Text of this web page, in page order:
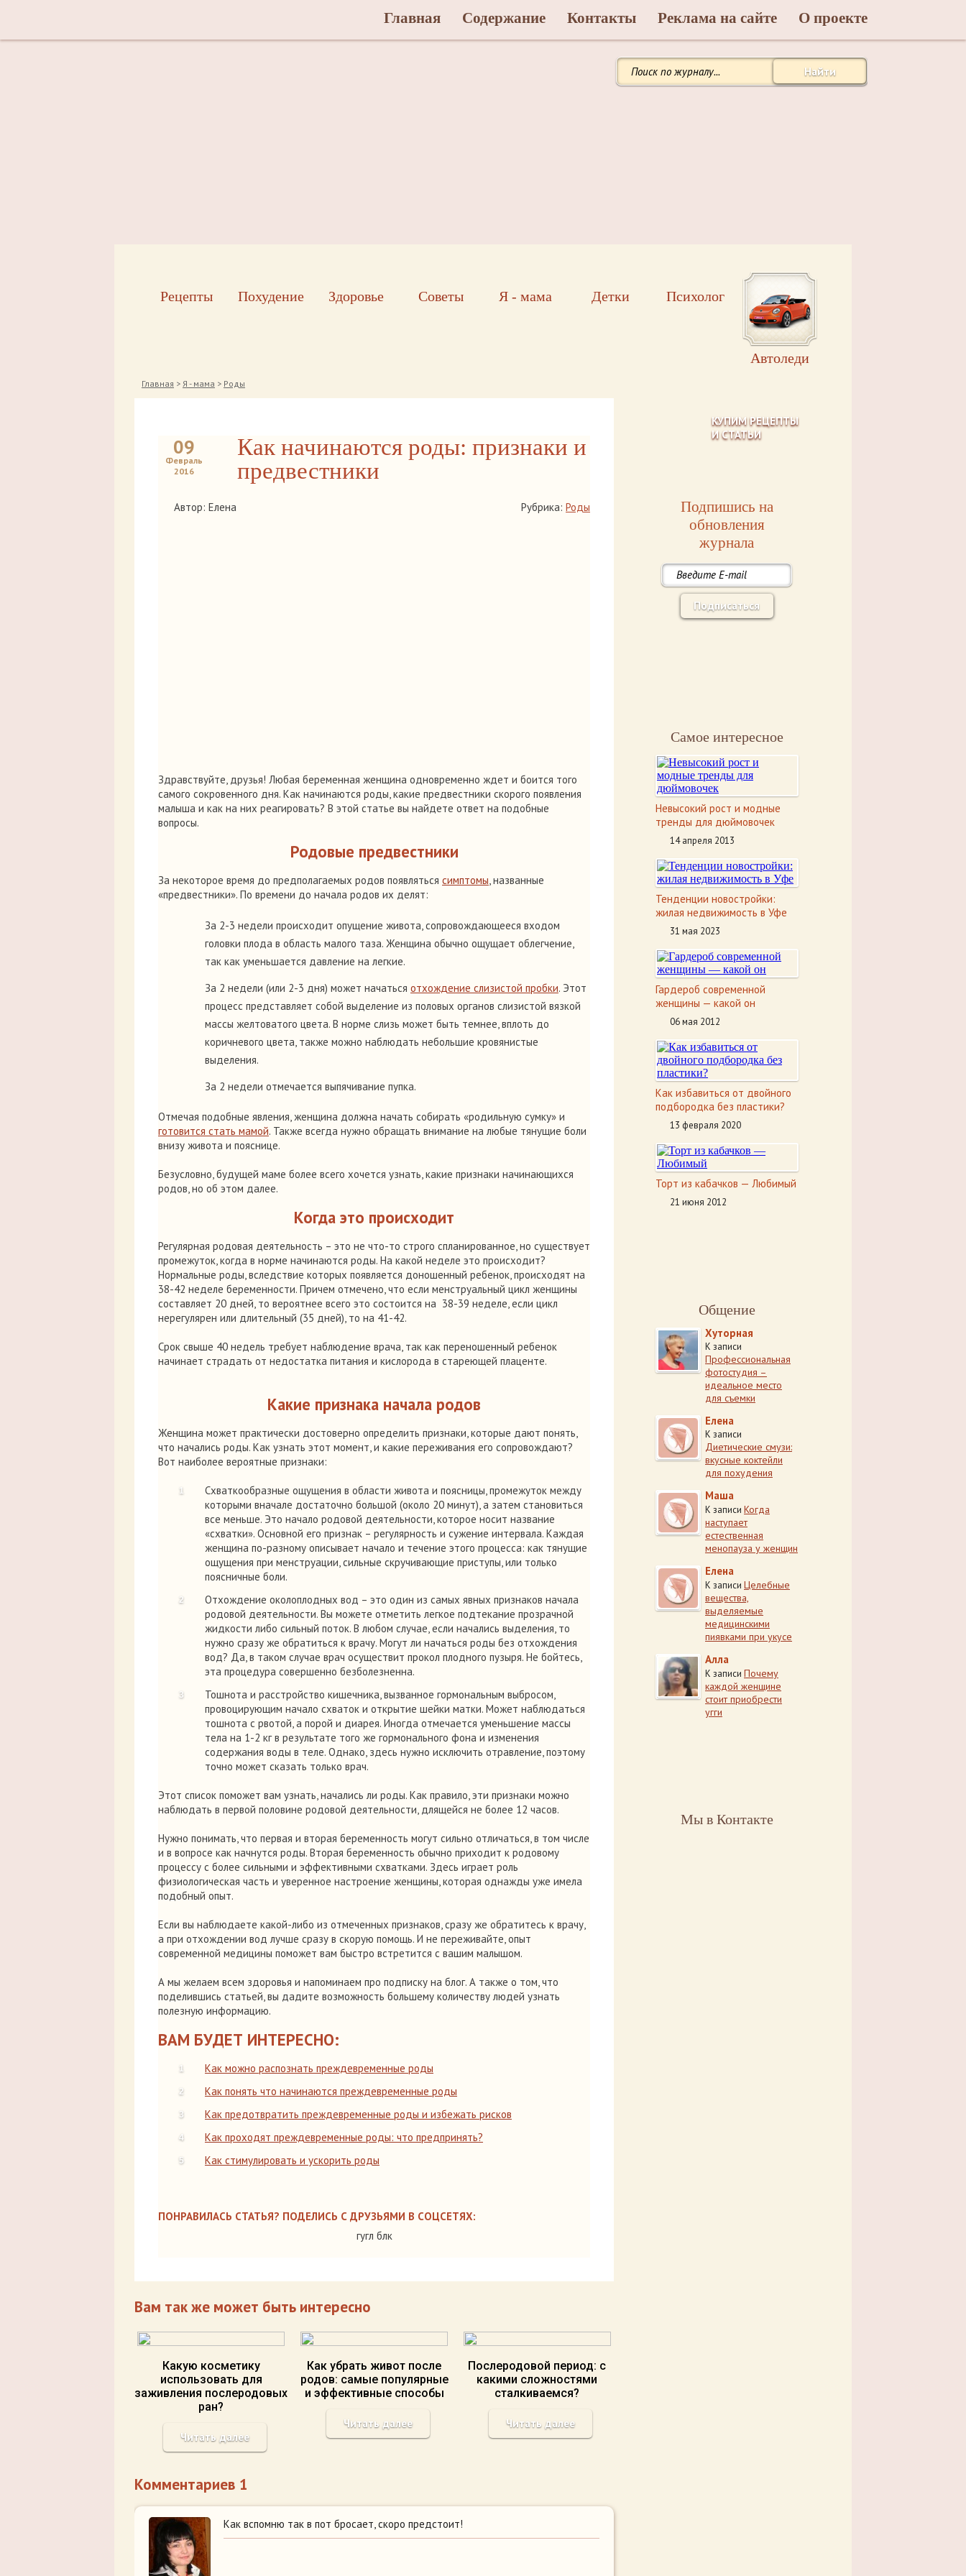
Главная Содержание Контакты Реклама на сайте О проекте
Найти
Рецепты Похудение Здоровье Советы Я - мама Детки Психолог
Автоледи
Главная > Я - мама > Роды
09
Февраль
2016
Как начинаются роды: признаки и
предвестники
Автор: Елена Рубрика: Роды
Здравствуйте, друзья! Любая беременная женщина одновременно ждет и боится того
самого сокровенного дня. Как начинаются роды, какие предвестники скорого появления
малыша и как на них реагировать? В этой статье вы найдете ответ на подобные
вопросы.
Родовые предвестники
За некоторое время до предполагаемых родов появляться симптомы, названные
«предвестники». По времени до начала родов их делят:
За 2-3 недели происходит опущение живота, сопровождающееся входом
головки плода в область малого таза. Женщина обычно ощущает облегчение,
так как уменьшается давление на легкие.
За 2 недели (или 2-3 дня) может начаться отхождение слизистой пробки. Этот
процесс представляет собой выделение из половых органов слизистой вязкой
массы желтоватого цвета. В норме слизь может быть темнее, вплоть до
коричневого цвета, также можно наблюдать небольшие кровянистые
выделения.
За 2 недели отмечается выпячивание пупка.
Отмечая подобные явления, женщина должна начать собирать «родильную сумку» и
готовится стать мамой. Также всегда нужно обращать внимание на любые тянущие боли
внизу живота и пояснице.
Безусловно, будущей маме более всего хочется узнать, какие признаки начинающихся
родов, но об этом далее.
Когда это происходит
Регулярная родовая деятельность – это не что-то строго спланированное, но существует
промежуток, когда в норме начинаются роды. На какой неделе это происходит?
Нормальные роды, вследствие которых появляется доношенный ребенок, происходят на
38-42 неделе беременности. Причем отмечено, что если менструальный цикл женщины
составляет 20 дней, то вероятнее всего это состоится на 38-39 неделе, если цикл
нерегулярен или длительный (35 дней), то на 41-42.
Срок свыше 40 недель требует наблюдение врача, так как переношенный ребенок
начинает страдать от недостатка питания и кислорода в стареющей плаценте.
Какие признака начала родов
Женщина может практически достоверно определить признаки, которые дают понять,
что начались роды. Как узнать этот момент, и какие переживания его сопровождают?
Вот наиболее вероятные признаки:
Схваткообразные ощущения в области живота и поясницы, промежуток между
которыми вначале достаточно большой (около 20 минут), а затем становиться
все меньше. Это начало родовой деятельности, которое носит название
«схватки». Основной его признак – регулярность и сужение интервала. Каждая
женщина по-разному описывает начало и течение этого процесса: как тянущие
ощущения при менструации, сильные скручивающие приступы, или только
поясничные боли.
Отхождение околоплодных вод – это один из самых явных признаков начала
родовой деятельности. Вы можете отметить легкое подтекание прозрачной
жидкости либо сильный поток. В любом случае, если начались выделения, то
нужно сразу же обратиться к врачу. Могут ли начаться роды без отхождения
вод? Да, в таком случае врач осуществит прокол плодного пузыря. Не бойтесь,
эта процедура совершенно безболезненна.
Тошнота и расстройство кишечника, вызванное гормональным выбросом,
провоцирующим начало схваток и открытие шейки матки. Может наблюдаться
тошнота с рвотой, а порой и диарея. Иногда отмечается уменьшение массы
тела на 1-2 кг в результате того же гормонального фона и изменения
содержания воды в теле. Однако, здесь нужно исключить отравление, поэтому
точно может сказать только врач.
Этот список поможет вам узнать, начались ли роды. Как правило, эти признаки можно
наблюдать в первой половине родовой деятельности, длящейся не более 12 часов.
Нужно понимать, что первая и вторая беременность могут сильно отличаться, в том числе
и в вопросе как начнутся роды. Вторая беременность обычно приходит к родовому
процессу с более сильными и эффективными схватками. Здесь играет роль
физиологическая часть и уверенное настроение женщины, которая однажды уже имела
подобный опыт.
Если вы наблюдаете какой-либо из отмеченных признаков, сразу же обратитесь к врачу,
а при отхождении вод лучше сразу в скорую помощь. И не переживайте, опыт
современной медицины поможет вам быстро встретится с вашим малышом.
А мы желаем всем здоровья и напоминаем про подписку на блог. А также о том, что
поделившись статьей, вы дадите возможность большему количеству людей узнать
полезную информацию.
ВАМ БУДЕТ ИНТЕРЕСНО:
Как можно распознать преждевременные роды
Как понять что начинаются преждевременные роды
Как предотвратить преждевременные роды и избежать рисков
Как проходят преждевременные роды: что предпринять?
Как стимулировать и ускорить роды
ПОНРАВИЛАСЬ СТАТЬЯ? ПОДЕЛИСЬ С ДРУЗЬЯМИ В СОЦСЕТЯХ:
гугл блк
Вам так же может быть интересно
Какую косметику
использовать для
заживления послеродовых
ран?
Читать далее
Как убрать живот после
родов: самые популярные
и эффективные способы
Читать далее
Послеродовой период: с
какими сложностями
сталкиваемся?
Читать далее
Комментариев 1
Как вспомню так в пот бросает, скоро предстоит!
КУПИМ РЕЦЕПТЫ
И СТАТЬИ
Подпишись на
обновления
журнала
Подписаться
Самое интересное
Невысокий рост и модные
тренды для дюймовочек
14 апреля 2013
Тенденции новостройки:
жилая недвижимость в Уфе
31 мая 2023
Гардероб современной
женщины — какой он
06 мая 2012
Как избавиться от двойного
подбородка без пластики?
13 февраля 2020
Торт из кабачков — Любимый
21 июня 2012
Общение
Хуторная
К записи
Профессиональная
фотостудия –
идеальное место
для съемки
Елена
К записи
Диетические смузи:
вкусные коктейли
для похудения
Маша
К записи Когда
наступает
естественная
менопауза у женщин
Елена
К записи Целебные
вещества,
выделяемые
медицинскими
пиявками при укусе
Алла
К записи Почему
каждой женщине
стоит приобрести
угги
Мы в Контакте